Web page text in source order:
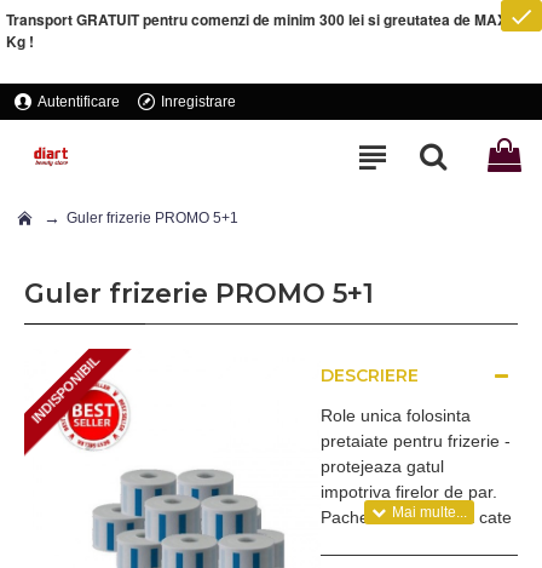
Transport GRATUIT pentru comenzi de minim 300 lei si greutatea de MAXIM 5
Kg !
Autentificare Inregistrare
Guler frizerie PROMO 5+1
Guler frizerie PROMO 5+1
INDISPONIBIL
INDISPONIBIL DESCRIERE
Role unica folosinta
pretaiate pentru frizerie -
protejeaza gatul
impotriva firelor de par.
Pachet de 6 seturi a cate